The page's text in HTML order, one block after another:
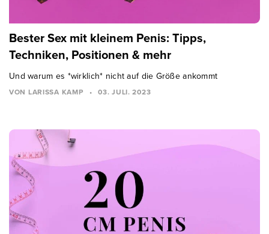
Bester Sex mit kleinem Penis: Tipps,
Techniken, Positionen & mehr
Und warum es *wirklich* nicht auf die Größe ankommt
VON LARISSA KAMP • 03. JULI. 2023